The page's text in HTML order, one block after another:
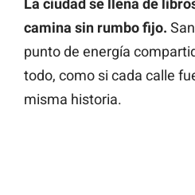
La ciudad se llena de
camina sin rumbo fijo.
punto de energía
todo, como si cada calle
misma historia.